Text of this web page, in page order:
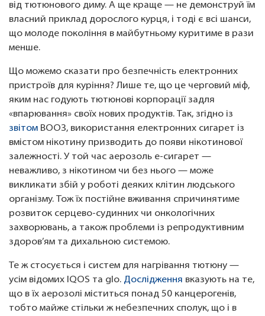
від тютюнового диму. А ще краще — не демонструй їм
власний приклад дорослого курця, і тоді є всі шанси,
що молоде покоління в майбутньому куритиме в рази
менше.
Що можемо сказати про безпечність електронних
пристроїв для куріння? Лише те, що це черговий міф,
яким нас годують тютюнові корпорації задля
«впарювання» своїх нових продуктів. Так, згідно із
звітом ВООЗ, використання електронних сигарет із
вмістом нікотину призводить до появи нікотинової
залежності. У той час аерозоль е-сигарет —
неважливо, з нікотином чи без нього — може
викликати збій у роботі деяких клітин людського
організму. Тож їх постійне вживання спричинятиме
розвиток серцево-судинних чи онкологічних
захворювань, а також проблеми із репродуктивним
здоров’ям та дихальною системою.
Те ж стосується і систем для нагрівання тютюну —
усім відомих IQOS та glo. Дослідження вказують на те,
що в їх аерозолі міститься понад 50 канцерогенів,
тобто майже стільки ж небезпечних сполук, що і в